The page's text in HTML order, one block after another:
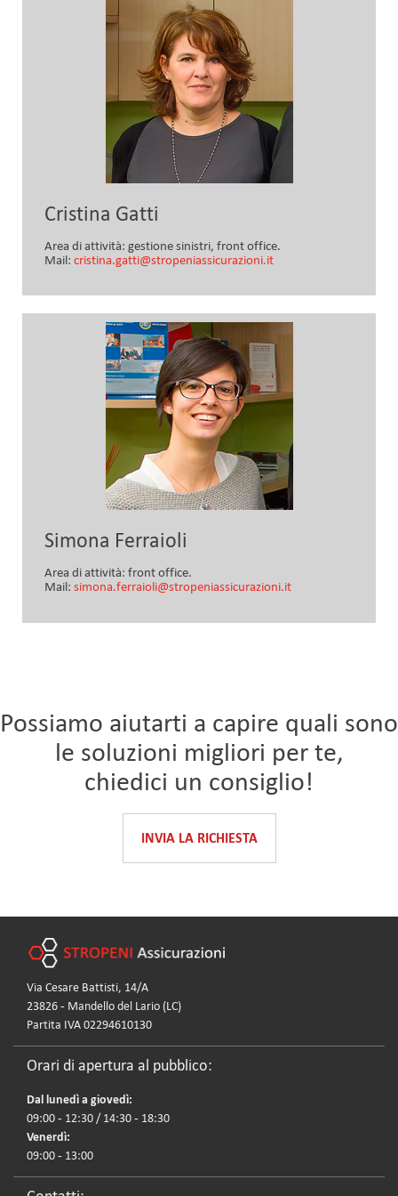
Cristina Gatti
Area di attività: gestione sinistri, front office.
Mail: cristina.gatti@stropeniassicurazioni.it
Simona Ferraioli
Area di attività: front office.
Mail: simona.ferraioli@stropeniassicurazioni.it
Possiamo aiutarti a capire quali sono
le soluzioni migliori per te,
chiedici un consiglio!
INVIA LA RICHIESTA
Via Cesare Battisti, 14/A
23826 - Mandello del Lario (LC)
Partita IVA 02294610130
Orari di apertura al pubblico:
Dal lunedì a giovedì:
09:00 - 12:30 / 14:30 - 18:30
Venerdì:
09:00 - 13:00